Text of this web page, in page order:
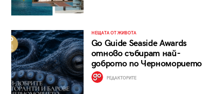
НЕЩАТА ОТ ЖИВОТА
Go Guide Seaside Awards
отново събират най-
доброто по Черноморието
РЕДАКТОРИТЕ